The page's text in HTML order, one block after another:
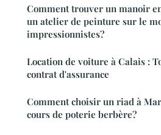
Comment trouver un manoir
un atelier de peinture sur le
impressionnistes?
Location de voiture à Calais :
contrat d'assurance
Comment choisir un riad à
cours de poterie berbère?